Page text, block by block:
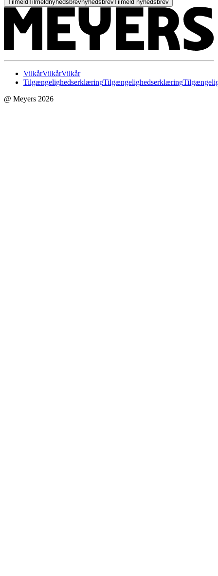
Tilmeld Tilmeldnyhedsbrevnyhedsbrev Tilmeld nyhedsbrev
VilkårVilkårVilkår
TilgængelighedserklæringTilgængelighedserklæring
@ Meyers 2026